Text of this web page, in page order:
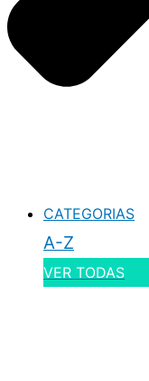
CATEGORIAS
A-Z
VER TODAS